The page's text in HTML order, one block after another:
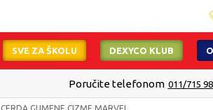
SVE ZA ŠKOLU DEXYCO KLUB
Poručite telefonom 011/715